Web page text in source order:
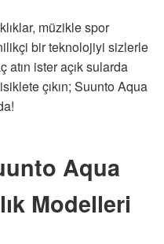
müzikle spor
bir teknolojiyi sizlerle
atın ister açık sularda
çıkın; Suunto Aqua
Aqua
Modelleri